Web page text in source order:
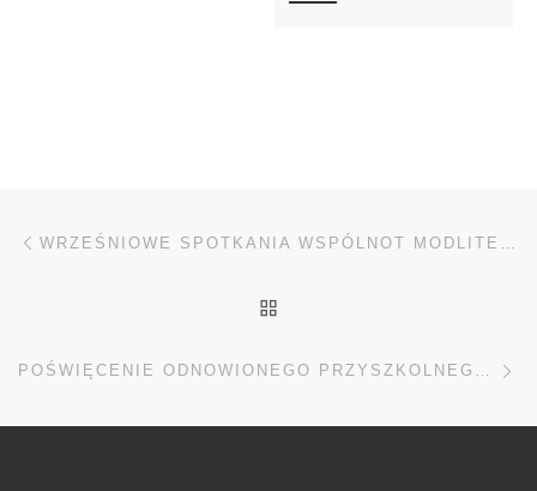
Nawigacja wpisu
POŚWIĘCENIE ODNOWIONEGO PRZYSZKOLNEGO KRZYŻA